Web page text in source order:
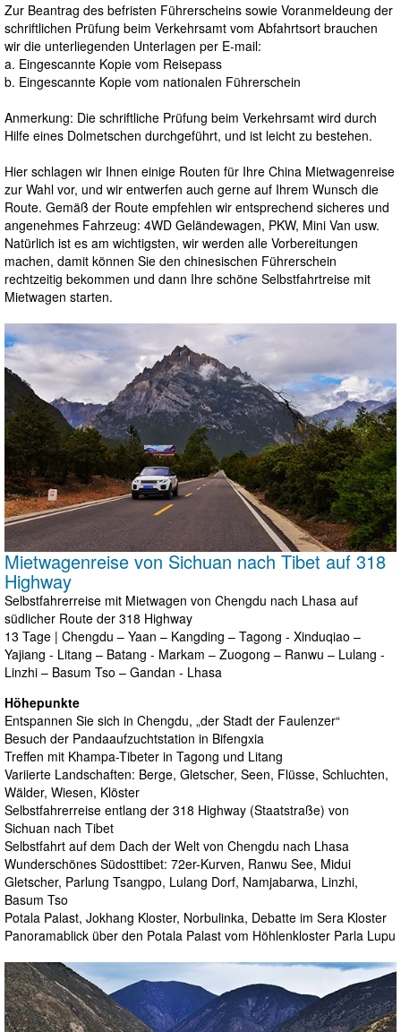
Zur Beantrag des befristen Führerscheins sowie Voranmeldeung der
schriftlichen Prüfung beim Verkehrsamt vom Abfahrtsort brauchen
wir die unterliegenden Unterlagen per E-mail:
a. Eingescannte Kopie vom Reisepass
b. Eingescannte Kopie vom nationalen Führerschein
Anmerkung: Die schriftliche Prüfung beim Verkehrsamt wird durch
Hilfe eines Dolmetschen durchgeführt, und ist leicht zu bestehen.
Hier schlagen wir Ihnen einige Routen für Ihre China Mietwagenreise
zur Wahl vor, und wir entwerfen auch gerne auf Ihrem Wunsch die
Route. Gemäß der Route empfehlen wir entsprechend sicheres und
angenehmes Fahrzeug: 4WD Geländewagen, PKW, Mini Van usw.
Natürlich ist es am wichtigsten, wir werden alle Vorbereitungen
machen, damit können Sie den chinesischen Führerschein
rechtzeitig bekommen und dann Ihre schöne Selbstfahrtreise mit
Mietwagen starten.
Mietwagenreise von Sichuan nach Tibet auf 318
Highway
Selbstfahrerreise mit Mietwagen von Chengdu nach Lhasa auf
südlicher Route der 318 Highway
13 Tage | Chengdu – Yaan – Kangding – Tagong - Xinduqiao –
Yajiang - Litang – Batang - Markam – Zuogong – Ranwu – Lulang -
Linzhi – Basum Tso – Gandan - Lhasa
Höhepunkte
Entspannen Sie sich in Chengdu, „der Stadt der Faulenzer“
Besuch der Pandaaufzuchtstation in Bifengxia
Treffen mit Khampa-Tibeter in Tagong und Litang
Variierte Landschaften: Berge, Gletscher, Seen, Flüsse, Schluchten,
Wälder, Wiesen, Klöster
Selbstfahrerreise entlang der 318 Highway (Staatstraße) von
Sichuan nach Tibet
Selbstfahrt auf dem Dach der Welt von Chengdu nach Lhasa
Wunderschönes Südosttibet: 72er-Kurven, Ranwu See, Midui
Gletscher, Parlung Tsangpo, Lulang Dorf, Namjabarwa, Linzhi,
Basum Tso
Potala Palast, Jokhang Kloster, Norbulinka, Debatte im Sera Kloster
Panoramablick über den Potala Palast vom Höhlenkloster Parla Lupu